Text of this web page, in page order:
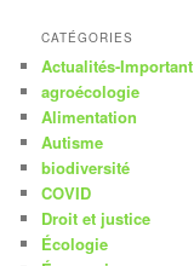
CATÉGORIES
Actualités-Important
agroécologie
Alimentation
Autisme
biodiversité
COVID
Droit et justice
Écologie